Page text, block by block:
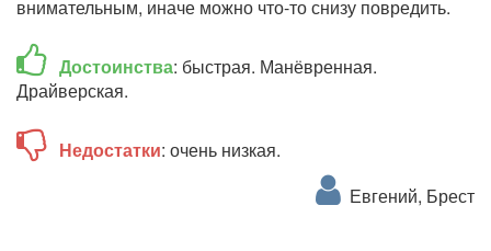
внимательным, иначе можно что-то снизу повредить.
Достоинства: быстрая. Манёвренная.
Драйверская.
Недостатки: очень низкая.
Евгений, Брест